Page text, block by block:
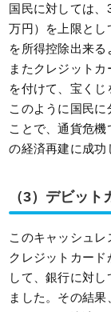
国民に対しては
万円）を上限とし
を所得控除出来る
またクレジット
を付けて、宝くじ
このように国民
ことで、通貨危
の経済再建に成功
（3）デビッ
このキャッシュ
クレジットカー
して、銀行に対
ました。その結